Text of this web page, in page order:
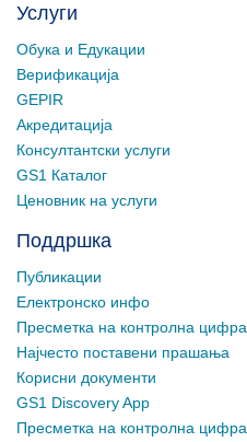
Услуги
Обука и Едукации
Верификација
GEPIR
Акредитација
Консултантски услуги
GS1 Каталог
Ценовник на услуги
Поддршка
Публикации
Електронско инфо
Пресметка на контролна цифра
Најчесто поставени прашања
Корисни документи
GS1 Discovery App
Пресметка на контролна цифра